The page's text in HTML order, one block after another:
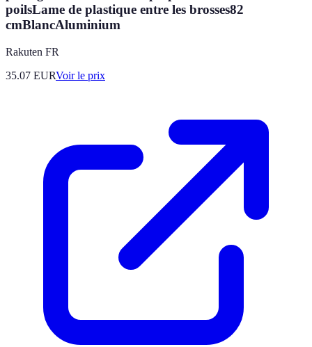
poilsLame de plastique entre les brosses82
cmBlancAluminium
Rakuten FR
35.07 EURVoir le prix